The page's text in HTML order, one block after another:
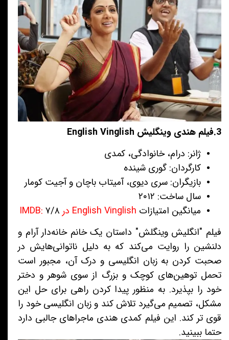
3.فیلم هندی وینگلیش English Vinglish
ژانر: درام، خانوادگی، کمدی
کارگردان: گوری شینده
بازیگران: سری دیوی، آمیتاب باچان و آجیت کومار
سال ساخت: ۲۰۱۲
میانگین امتیازات
۷/۸
فیلم "انگلیش وینگلش" داستان یک خانم خانه‌دار آرام و
دلنشین را روایت می‌کند که به دلیل ناتوانی‌هایش در
صحبت کردن به زبان انگلیسی و درک آن، مجبور است
تحمل توهین‌های کوچک و بزرگ از سوی شوهر و دختر
خود را بپذیرد. به منظور پیدا کردن راهی برای حل این
مشکل، تصمیم می‌گیرد تلاش کند و زبان انگلیسی خود را
قوی تر کند. این فیلم کمدی هندی ماجراهای جالبی دارد
حتما ببینید.